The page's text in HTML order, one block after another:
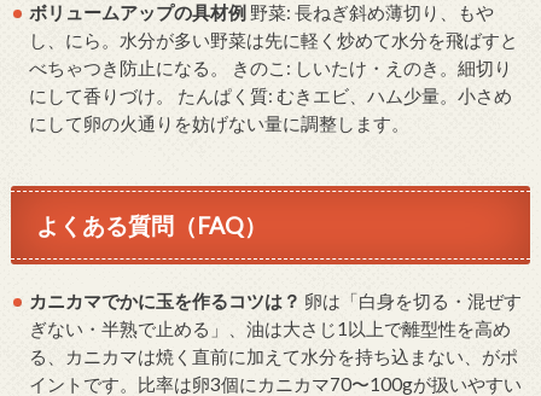
ボリュームアップの具材例 野菜: 長ねぎ斜め薄切り、もや
し、にら。水分が多い野菜は先に軽く炒めて水分を飛ばすと
べちゃつき防止になる。 きのこ: しいたけ・えのき。細切り
にして香りづけ。 たんぱく質: むきエビ、ハム少量。小さめ
にして卵の火通りを妨げない量に調整します。
よくある質問（FAQ）
カニカマでかに玉を作るコツは？ 卵は「白身を切る・混ぜす
ぎない・半熟で止める」、油は大さじ1以上で離型性を高め
る、カニカマは焼く直前に加えて水分を持ち込まない、がポ
イントです。比率は卵3個にカニカマ70〜100gが扱いやすい